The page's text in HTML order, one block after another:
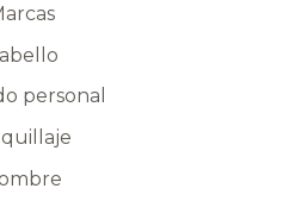
personal